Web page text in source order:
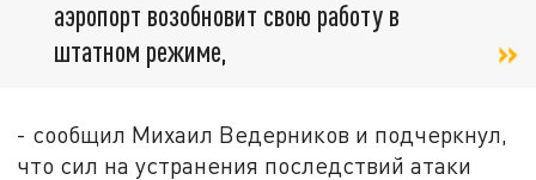
аэропорт возобновит свою работу в
штатном режиме,
- сообщил Михаил Ведерников и подчеркнул,
что сил на устранения последствий атаки